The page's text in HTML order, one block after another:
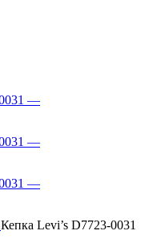
Кепка Levi’s D7723-0031